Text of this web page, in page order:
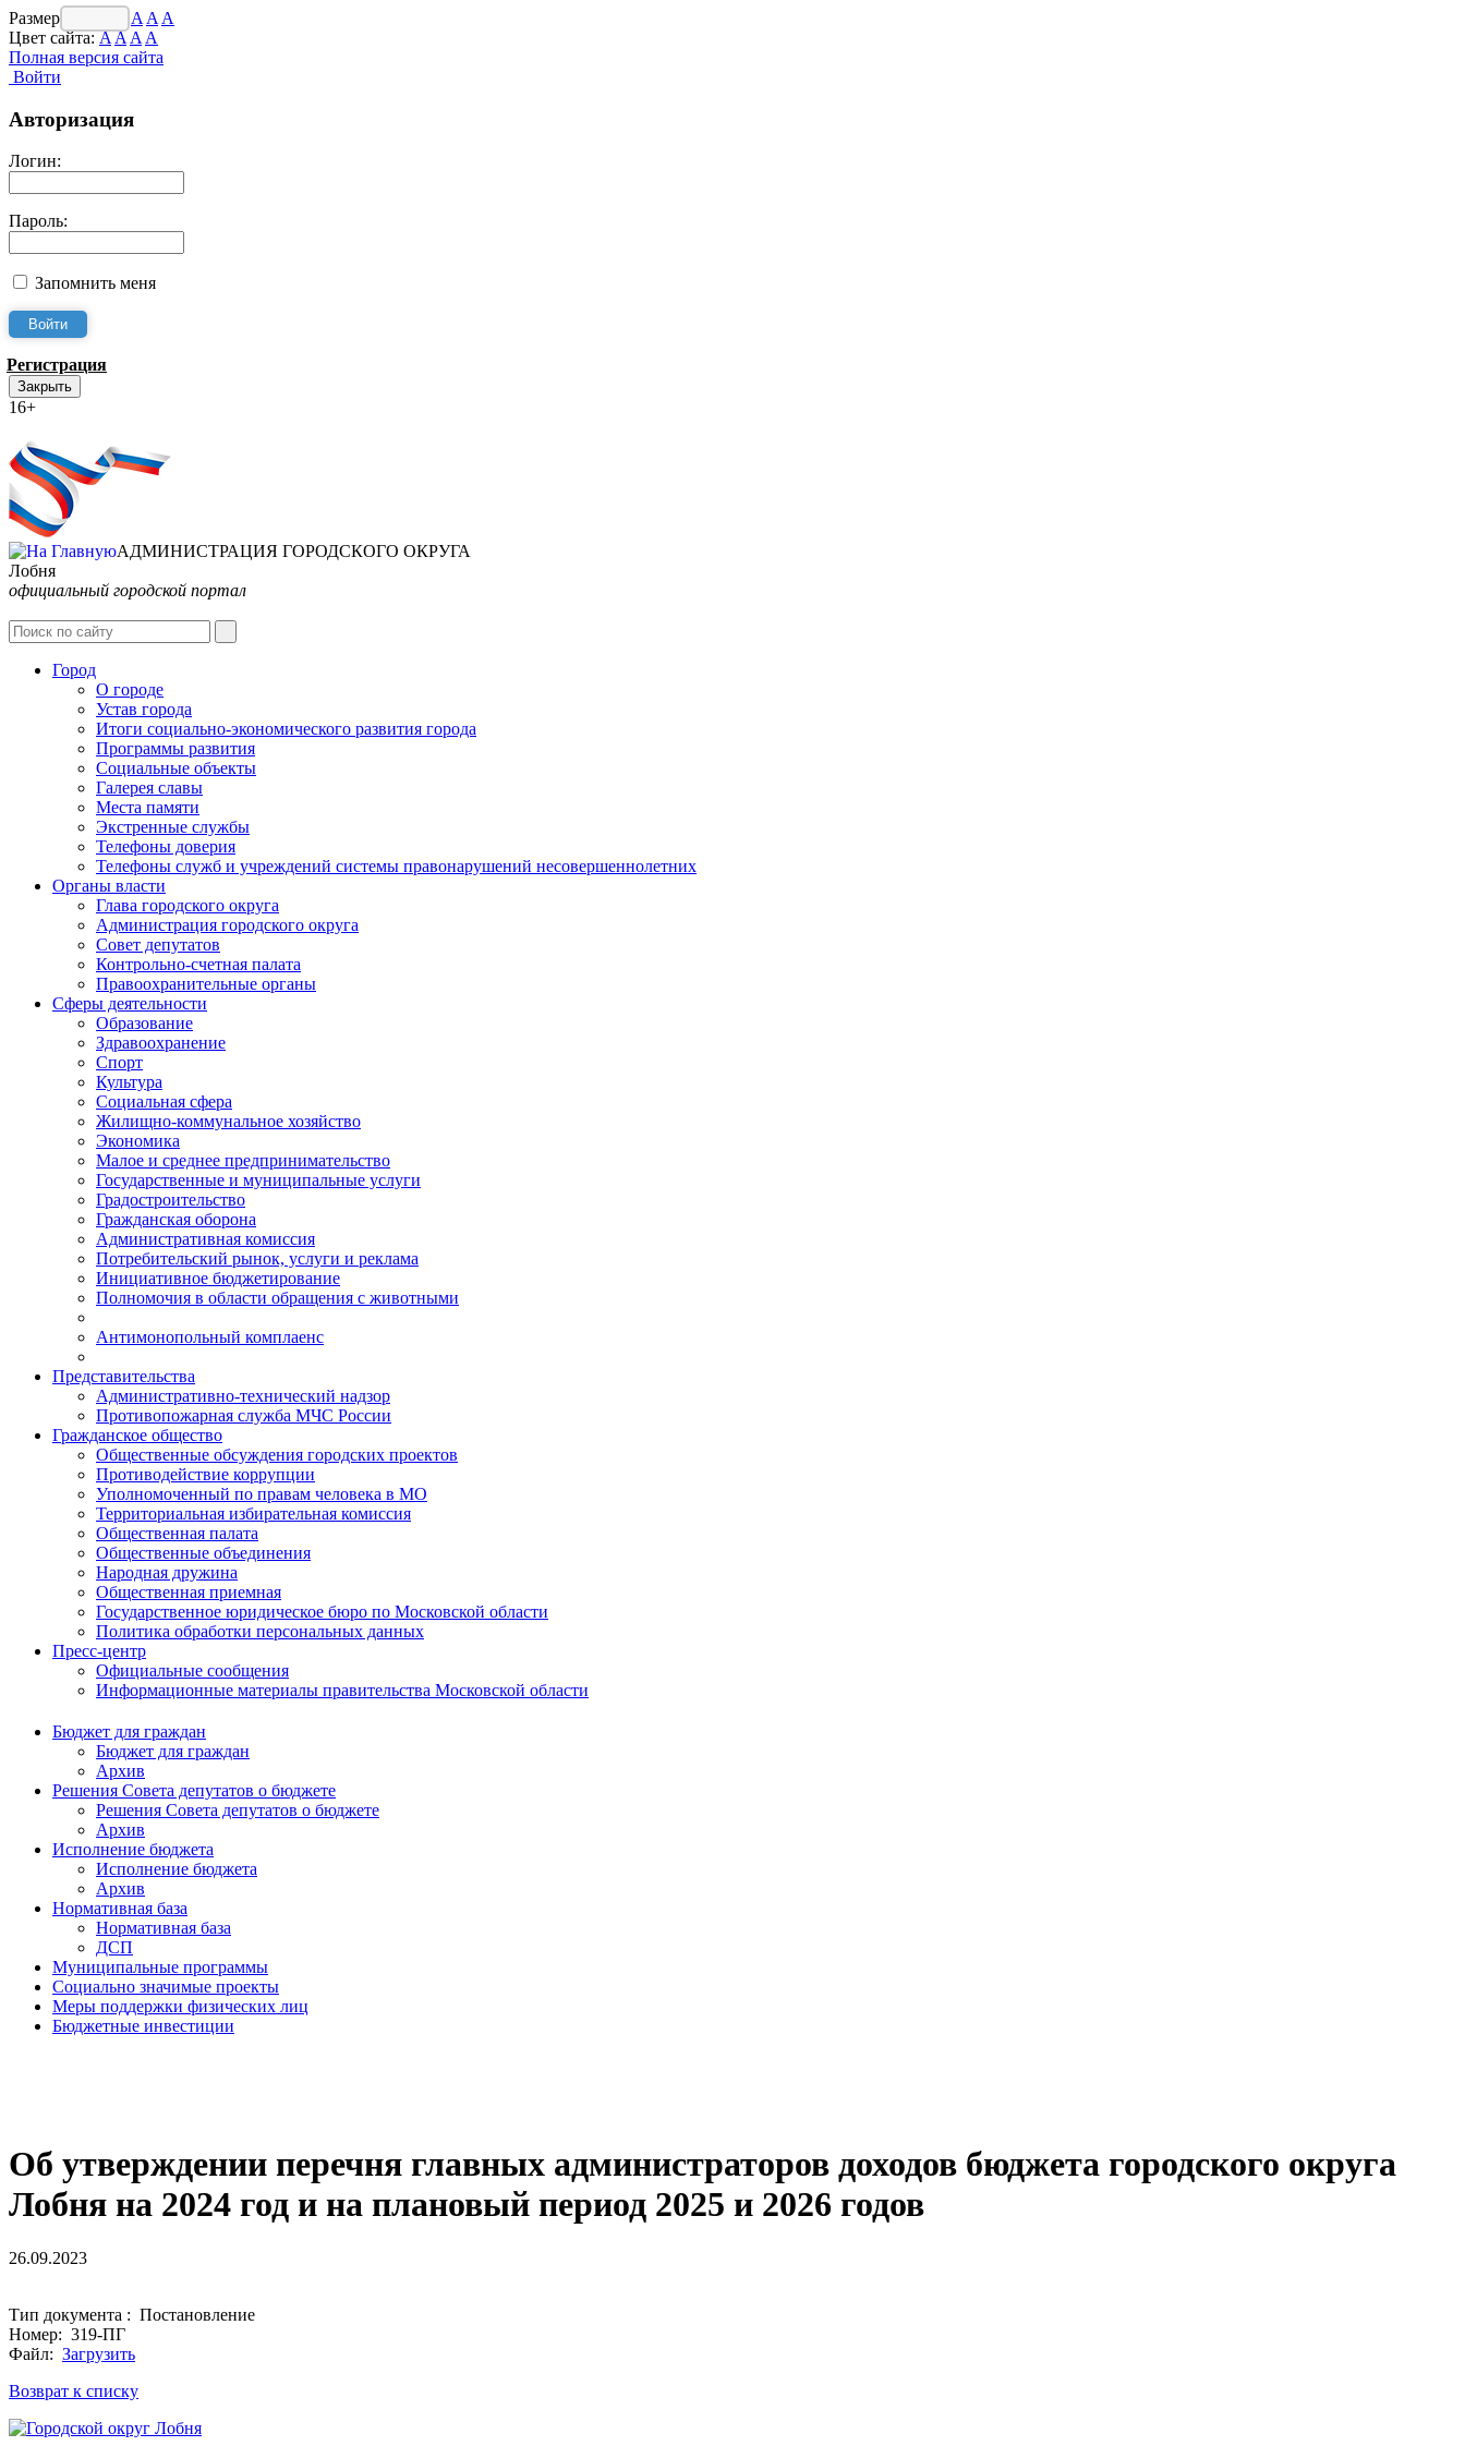
Размер шрифта: A A A
Цвет сайта:AA A A
Полная версия сайта
Войти
Авторизация
Логин:
Пароль:
Запомнить меня
Регистрация
Закрыть
16+
АДМИНИСТРАЦИЯ ГОРОДСКОГО ОКРУГА
Лобня
официальный городской портал
Город
О городе
Устав города
Итоги социально-экономического развития города
Программы развития
Социальные объекты
Галерея славы
Места памяти
Экстренные службы
Телефоны доверия
Телефоны служб и учреждений системы правонарушений несовершеннолетних
Органы власти
Глава городского округа
Администрация городcкого округа
Совет депутатов
Контрольно-счетная палата
Правоохранительные органы
Сферы деятельности
Образование
Здравоохранение
Спорт
Культура
Социальная сфера
Жилищно-коммунальное хозяйство
Экономика
Малое и среднее предпринимательство
Государственные и муниципальные услуги
Градостроительство
Гражданская оборона
Административная комиссия
Потребительский рынок, услуги и реклама
Инициативное бюджетирование
Полномочия в области обращения с животными
Антимонопольный комплаенс
Представительства
Административно-технический надзор
Противопожарная служба МЧС России
Гражданское общество
Общественные обсуждения городских проектов
Противодействие коррупции
Уполномоченный по правам человека в МО
Территориальная избирательная комиссия
Общественная палата
Общественные объединения
Народная дружина
Общественная приемная
Государственное юридическое бюро по Московской области
Политика обработки персональных данных
Пресс-центр
Официальные сообщения
Информационные материалы правительства Московской области
Бюджет для граждан
Бюджет для граждан
Архив
Решения Совета депутатов о бюджете
Решения Совета депутатов о бюджете
Архив
Исполнение бюджета
Исполнение бюджета
Архив
Нормативная база
Нормативная база
ДСП
Муниципальные программы
Социально значимые проекты
Меры поддержки физических лиц
Бюджетные инвестиции
Об утверждении перечня главных администраторов доходов бюджета городского округа
Лобня на 2024 год и на плановый период 2025 и 2026 годов
26.09.2023
Тип документа : Постановление
Номер: 319-ПГ
Файл: Загрузить
Возврат к списку